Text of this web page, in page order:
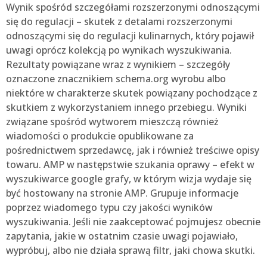
Wynik spośród szczegółami rozszerzonymi odnoszącymi
się do regulacji – skutek z detalami rozszerzonymi
odnoszącymi się do regulacji kulinarnych, który pojawił
uwagi oprócz kolekcją po wynikach wyszukiwania.
Rezultaty powiązane wraz z wynikiem – szczegóły
oznaczone znacznikiem schema.org wyrobu albo
niektóre w charakterze skutek powiązany pochodzące z
skutkiem z wykorzystaniem innego przebiegu. Wyniki
związane spośród wytworem mieszczą również
wiadomości o produkcie opublikowane za
pośrednictwem sprzedawcę, jak i również treściwe opisy
towaru. AMP w następstwie szukania oprawy – efekt w
wyszukiwarce google grafy, w którym wizja wydaje się
być hostowany na stronie AMP. Grupuje informacje
poprzez wiadomego typu czy jakości wyników
wyszukiwania. Jeśli nie zaakceptować pojmujesz obecnie
zapytania, jakie w ostatnim czasie uwagi pojawiało,
wypróbuj, albo nie działa sprawą filtr, jaki chowa skutki.